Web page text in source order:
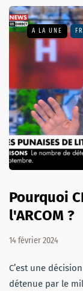
A LA UNE
Pourquoi
l'ARCOM ?
14 février 2024
C’est une
détenue par le